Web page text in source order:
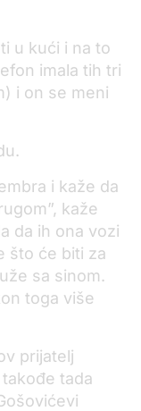
u kući i na to
imala tih tri
i on se meni
i kaže da
kaže
da ih ona vozi
što će biti za
sa sinom.
toga više
prijatelj
tada